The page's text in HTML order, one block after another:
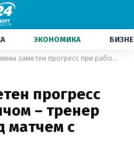
ЭКОНОМИКА
У Украины заметен прогресс при работе с мячом – тренер Словакии перед матчем с Украиной
прогресс
– тренер
матчем с